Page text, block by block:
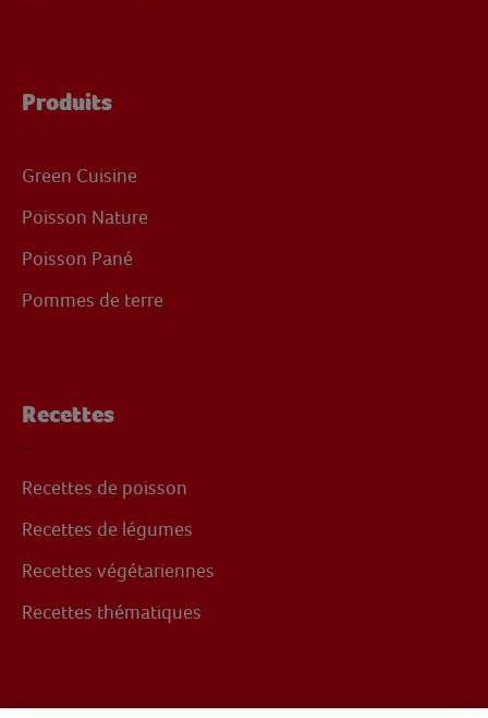
Produits
Green Cuisine
Poisson Nature
Poisson Pané
Pommes de terre
Recettes
Recettes de poisson
Recettes de légumes
Recettes végétariennes
Recettes thématiques